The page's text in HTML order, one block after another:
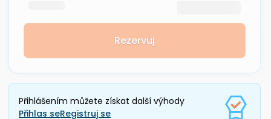
Rezervuj
Přihlášením můžete získat další výhody
Přihlas seRegistruj se